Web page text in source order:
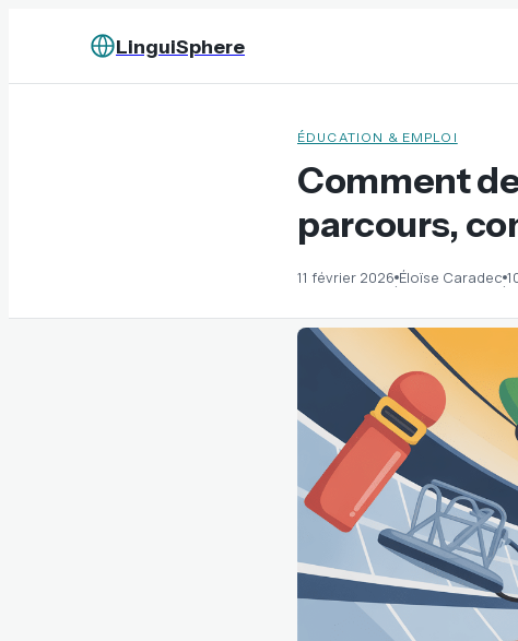
LinguiSphere
ÉDUCATION & EMPLOI
Comment
parcours,
11 février 2026·Éloïse Caradec·